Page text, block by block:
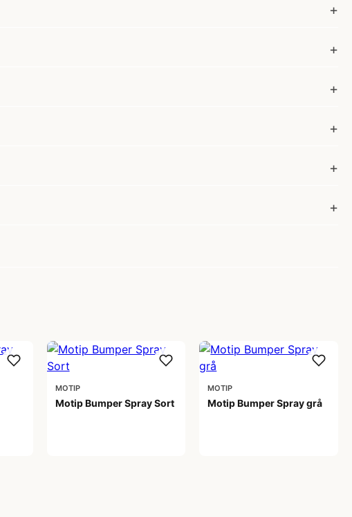
MOTIP
Motip Bumper Spray Sort
MOTIP
Motip Bumper Spray grå